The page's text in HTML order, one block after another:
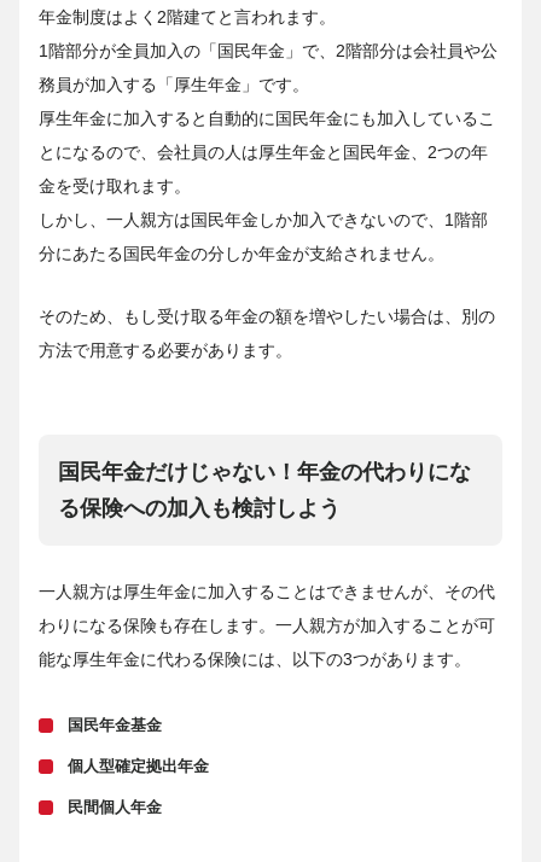
年金制度はよく2階建てと言われます。
1階部分が全員加入の「国民年金」で、2階部分は会社員や公
務員が加入する「厚生年金」です。
厚生年金に加入すると自動的に国民年金にも加入しているこ
とになるので、会社員の人は厚生年金と国民年金、2つの年
金を受け取れます。
しかし、一人親方は国民年金しか加入できないので、1階部
分にあたる国民年金の分しか年金が支給されません。
そのため、もし受け取る年金の額を増やしたい場合は、別の
方法で用意する必要があります。
国民年金だけじゃない！年金の代わりにな
る保険への加入も検討しよう
一人親方は厚生年金に加入することはできませんが、その代
わりになる保険も存在します。一人親方が加入することが可
能な厚生年金に代わる保険には、以下の3つがあります。
国民年金基金
個人型確定拠出年金
民間個人年金